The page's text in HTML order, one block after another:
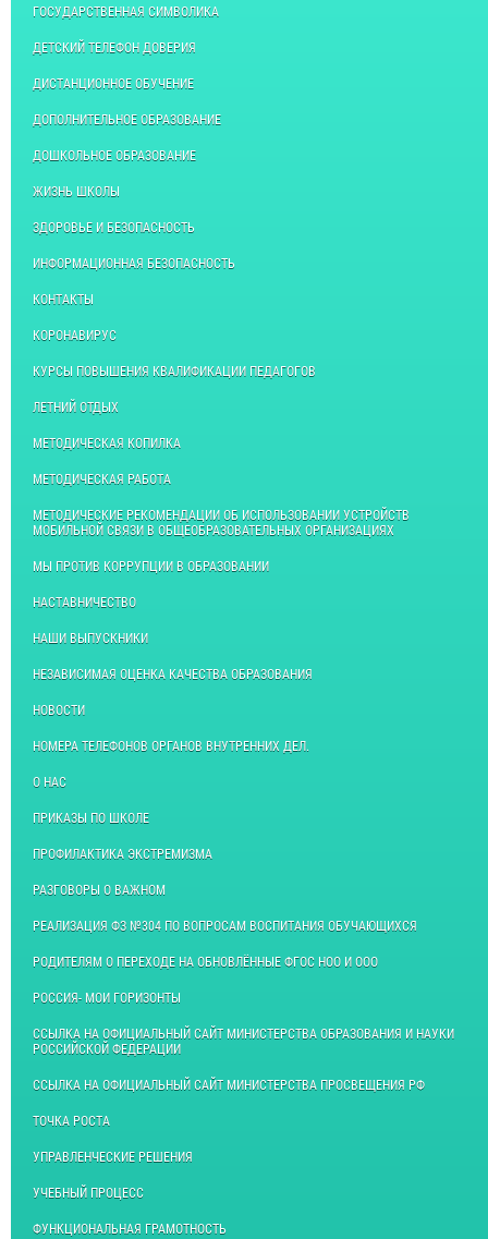
ГОСУДАРСТВЕННАЯ СИМВОЛИКА
ДЕТСКИЙ ТЕЛЕФОН ДОВЕРИЯ
ДИСТАНЦИОННОЕ ОБУЧЕНИЕ
ДОПОЛНИТЕЛЬНОЕ ОБРАЗОВАНИЕ
ДОШКОЛЬНОЕ ОБРАЗОВАНИЕ
ЖИЗНЬ ШКОЛЫ
ЗДОРОВЬЕ И БЕЗОПАСНОСТЬ
ИНФОРМАЦИОННАЯ БЕЗОПАСНОСТЬ
КОНТАКТЫ
КОРОНАВИРУС
КУРСЫ ПОВЫШЕНИЯ КВАЛИФИКАЦИИ ПЕДАГОГОВ
ЛЕТНИЙ ОТДЫХ
МЕТОДИЧЕСКАЯ КОПИЛКА
МЕТОДИЧЕСКАЯ РАБОТА
МЕТОДИЧЕСКИЕ РЕКОМЕНДАЦИИ ОБ ИСПОЛЬЗОВАНИИ УСТРОЙСТВ
МОБИЛЬНОЙ СВЯЗИ В ОБЩЕОБРАЗОВАТЕЛЬНЫХ ОРГАНИЗАЦИЯХ
МЫ ПРОТИВ КОРРУПЦИИ В ОБРАЗОВАНИИ
НАСТАВНИЧЕСТВО
НАШИ ВЫПУСКНИКИ
НЕЗАВИСИМАЯ ОЦЕНКА КАЧЕСТВА ОБРАЗОВАНИЯ
НОВОСТИ
НОМЕРА ТЕЛЕФОНОВ ОРГАНОВ ВНУТРЕННИХ ДЕЛ.
О НАС
ПРИКАЗЫ ПО ШКОЛЕ
ПРОФИЛАКТИКА ЭКСТРЕМИЗМА
РАЗГОВОРЫ О ВАЖНОМ
РЕАЛИЗАЦИЯ ФЗ №304 ПО ВОПРОСАМ ВОСПИТАНИЯ ОБУЧАЮЩИХСЯ
РОДИТЕЛЯМ О ПЕРЕХОДЕ НА ОБНОВЛЁННЫЕ ФГОС НОО И ООО
РОССИЯ- МОИ ГОРИЗОНТЫ
ССЫЛКА НА ОФИЦИАЛЬНЫЙ САЙТ МИНИСТЕРСТВА ОБРАЗОВАНИЯ И НАУКИ
РОССИЙСКОЙ ФЕДЕРАЦИИ
ССЫЛКА НА ОФИЦИАЛЬНЫЙ САЙТ МИНИСТЕРСТВА ПРОСВЕЩЕНИЯ РФ
ТОЧКА РОСТА
УПРАВЛЕНЧЕСКИЕ РЕШЕНИЯ
УЧЕБНЫЙ ПРОЦЕСС
ФУНКЦИОНАЛЬНАЯ ГРАМОТНОСТЬ